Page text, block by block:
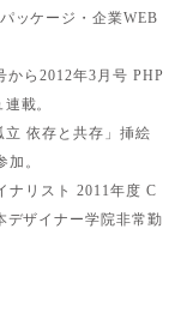
ッケージ・企業WEB
から2012年3月号 PHP
載。
立 依存と共存」挿絵
。
ナリスト 2011年度 C
デザイナー学院非常勤